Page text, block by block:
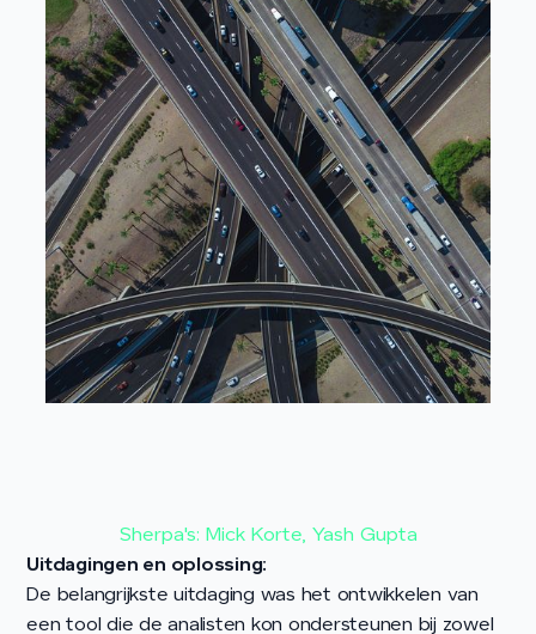
Sherpa's: Mick Korte, Yash Gupta
Uitdagingen en oplossing:
De belangrijkste uitdaging was het ontwikkelen van
een tool die de analisten kon ondersteunen bij zowel